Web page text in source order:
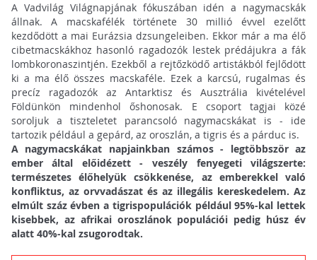
A Vadvilág Világnapjának fókuszában idén a nagymacskák
állnak. A macskafélék története 30 millió évvel ezelőtt
kezdődött a mai Eurázsia dzsungeleiben. Ekkor már a ma élő
cibetmacskákhoz hasonló ragadozók lestek prédájukra a fák
lombkoronaszintjén. Ezekből a rejtőzködő artistákból fejlődött
ki a ma élő összes macskaféle. Ezek a karcsú, rugalmas és
precíz ragadozók az Antarktisz és Ausztrália kivételével
Földünkön mindenhol őshonosak. E csoport tagjai közé
soroljuk a tiszteletet parancsoló nagymacskákat is - ide
tartozik például a gepárd, az oroszlán, a tigris és a párduc is.
A nagymacskákat napjainkban számos - legtöbbször az
ember által előidézett - veszély fenyegeti világszerte:
természetes élőhelyük csökkenése, az emberekkel való
konfliktus, az orvvadászat és az illegális kereskedelem. Az
elmúlt száz évben a tigrispopulációk például 95%-kal lettek
kisebbek, az afrikai oroszlánok populációi pedig húsz év
alatt 40%-kal zsugorodtak.